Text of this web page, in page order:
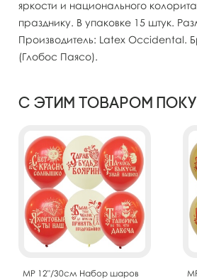
яркости и национального
празднику. В упаковке 15 штук.
Производитель: Latex Occidental.
(Глобос Паясо).
С этим товаром
MP 12"/30см Набор шаров